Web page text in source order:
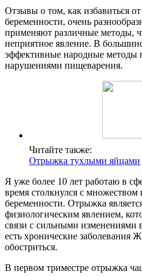
Отзывы о том, как избавиться
беременности, очень
применяют различные методы,
неприятное явление. В
эффективные народные методы
нарушениями пищеварения.
Читайте также:
Отрыжка тухлыми яйцами
Я уже более 10 лет работаю в
время столкнулся с
беременности. Отрыжка
физиологическим явлением,
связи с сильными
есть хронические заболевания
обостриться.
В первом триместре отрыжка